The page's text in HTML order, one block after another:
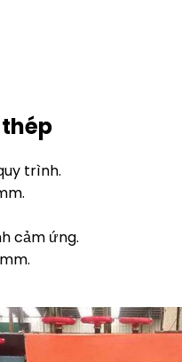
trình.
cảm ứng.